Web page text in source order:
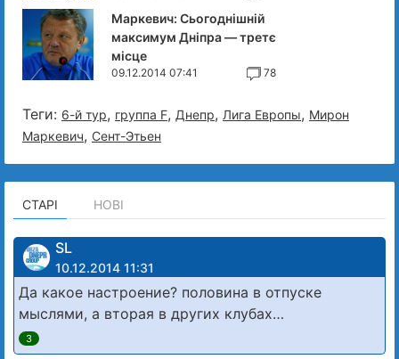
Маркевич: Сьогоднішній
максимум Дніпра — третє
місце
09.12.2014 07:41 78
Теги: 6-й тур, группа F, Днепр, Лига Европы, Мирон
Маркевич, Сент-Этьен
СТАРІ НОВІ
SL
10.12.2014 11:31
Да какое настроение? половина в отпуске
мыслями, а вторая в других клубах…
3